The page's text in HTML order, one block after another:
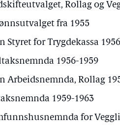
Rollag og
fra 1955
Styret for Trygdekassa
1956-1959
Arbeidsnemnda, Rollag
1959-1963
for